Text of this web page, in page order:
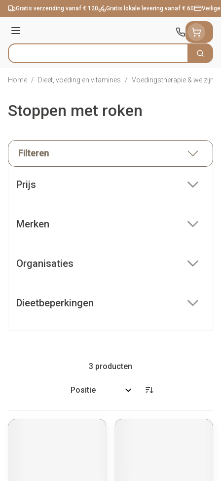
Ga naar de inhoud
Gratis verzending vanaf € 120 Gratis lokale levering vanaf € 60
Menu
Product, merk, categorie... Zoek
Home / Dieet, voeding en vitamines / Voedingstherapie & welzijn
Stoppen met roken
Filteren
Prijs
Merken
Organisaties
Dieetbeperkingen
3 producten
Sorteer op: